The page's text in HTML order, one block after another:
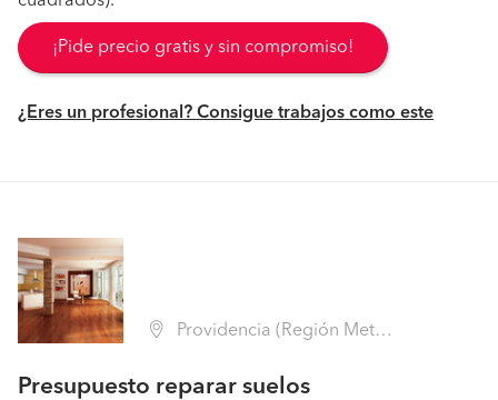
¡Pide precio gratis y sin compromiso!
¿Eres un profesional? Consigue trabajos como este
Providencia (Región Metropolitana - Santiago)
Presupuesto reparar suelos